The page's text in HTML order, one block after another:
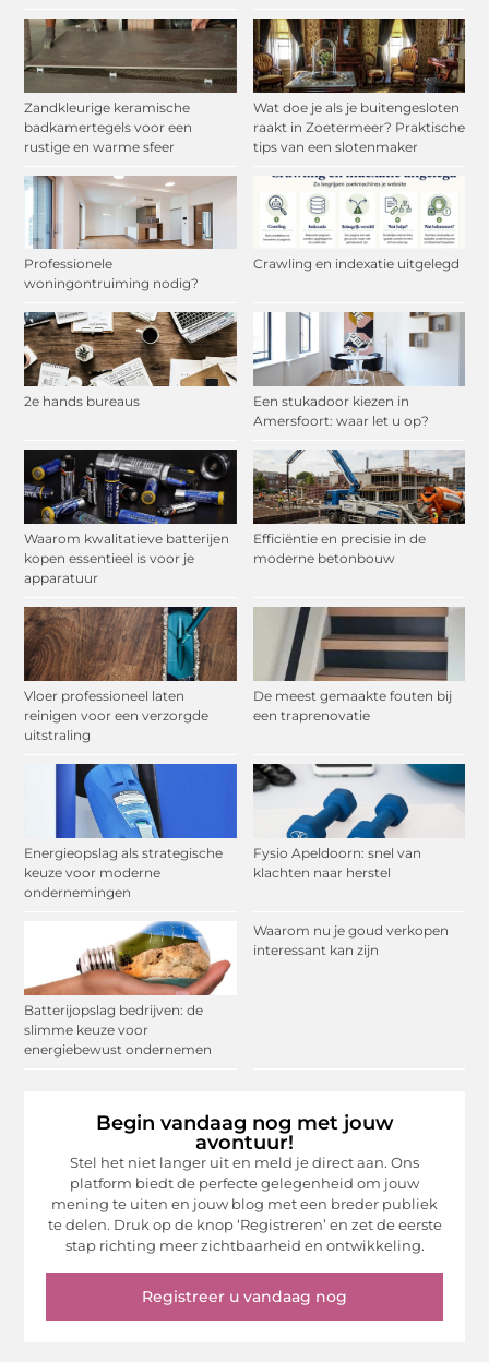
Zandkleurige keramische
badkamertegels voor een
rustige en warme sfeer
Wat doe je als je buitengesloten
raakt in Zoetermeer? Praktische
tips van een slotenmaker
Professionele
woningontruiming nodig?
Crawling en indexatie uitgelegd
2e hands bureaus
Een stukadoor kiezen in
Amersfoort: waar let u op?
Waarom kwalitatieve batterijen
kopen essentieel is voor je
apparatuur
Efficiëntie en precisie in de
moderne betonbouw
Vloer professioneel laten
reinigen voor een verzorgde
uitstraling
De meest gemaakte fouten bij
een traprenovatie
Energieopslag als strategische
keuze voor moderne
ondernemingen
Fysio Apeldoorn: snel van
klachten naar herstel
Batterijopslag bedrijven: de
slimme keuze voor
energiebewust ondernemen
Waarom nu je goud verkopen
interessant kan zijn
Begin vandaag nog met jouw
avontuur!
Stel het niet langer uit en meld je direct aan. Ons
platform biedt de perfecte gelegenheid om jouw
mening te uiten en jouw blog met een breder publiek
te delen. Druk op de knop ‘Registreren’ en zet de eerste
stap richting meer zichtbaarheid en ontwikkeling.
Registreer u vandaag nog